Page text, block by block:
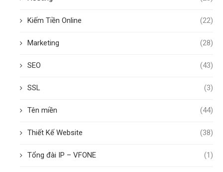
Kiếm Tiền Online (22)
Marketing (28)
SEO (43)
SSL (3)
Tên miền (44)
Thiết Kế Website (38)
Tổng đài IP – VFONE (1)